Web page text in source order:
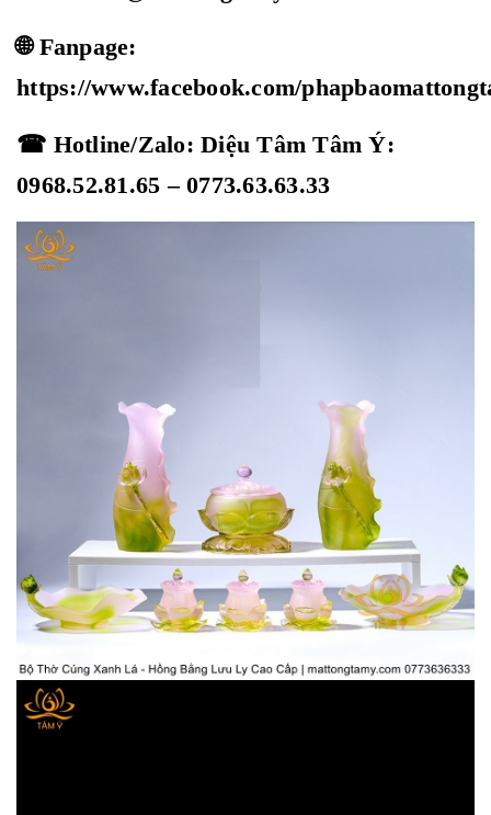
🌐 Fanpage:
https://www.facebook.com/
☎ Hotline/Zalo: Diệu Tâm Tâm Ý:
0968.52.81.65 – 0773.63.63.33